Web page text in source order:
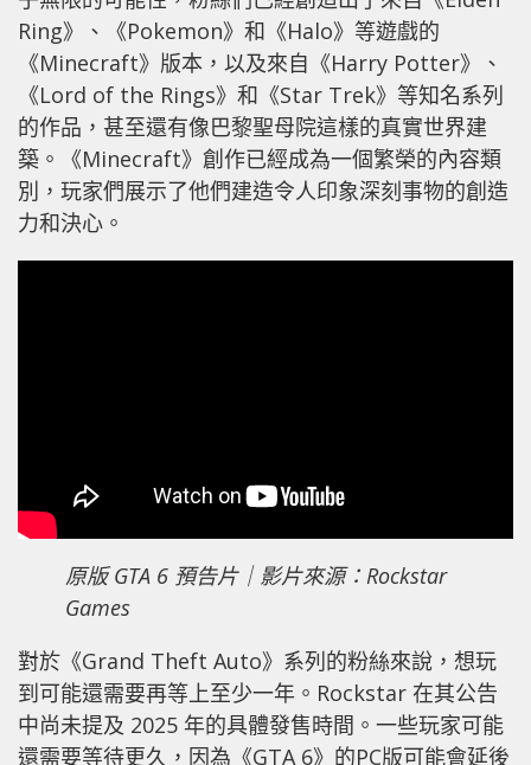
Ring》、《Pokemon》和《Halo》等遊戲的
《Minecraft》版本，以及來自《Harry Potter》、
《Lord of the Rings》和《Star Trek》等知名系列
的作品，甚至還有像巴黎聖母院這樣的真實世界建
築。《Minecraft》創作已經成為一個繁榮的內容類
別，玩家們展示了他們建造令人印象深刻事物的創造
力和決心。
原版 GTA 6 預告片｜影片來源：Rockstar
Games
對於《Grand Theft Auto》系列的粉絲來說，想玩
到可能還需要再等上至少一年。Rockstar 在其公告
中尚未提及 2025 年的具體發售時間。一些玩家可能
還需要等待更久，因為《GTA 6》的PC版可能會延後